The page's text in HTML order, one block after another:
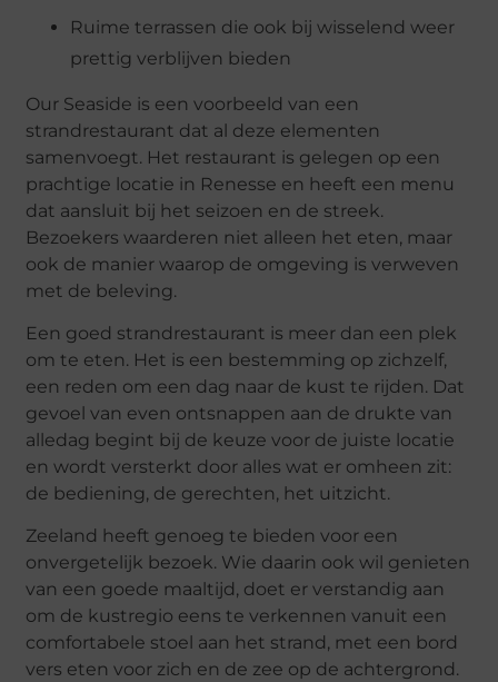
Ruime terrassen die ook bij wisselend weer
prettig verblijven bieden
Our Seaside is een voorbeeld van een
strandrestaurant dat al deze elementen
samenvoegt. Het restaurant is gelegen op een
prachtige locatie in Renesse en heeft een menu
dat aansluit bij het seizoen en de streek.
Bezoekers waarderen niet alleen het eten, maar
ook de manier waarop de omgeving is verweven
met de beleving.
Een goed strandrestaurant is meer dan een plek
om te eten. Het is een bestemming op zichzelf,
een reden om een dag naar de kust te rijden. Dat
gevoel van even ontsnappen aan de drukte van
alledag begint bij de keuze voor de juiste locatie
en wordt versterkt door alles wat er omheen zit:
de bediening, de gerechten, het uitzicht.
Zeeland heeft genoeg te bieden voor een
onvergetelijk bezoek. Wie daarin ook wil genieten
van een goede maaltijd, doet er verstandig aan
om de kustregio eens te verkennen vanuit een
comfortabele stoel aan het strand, met een bord
vers eten voor zich en de zee op de achtergrond.